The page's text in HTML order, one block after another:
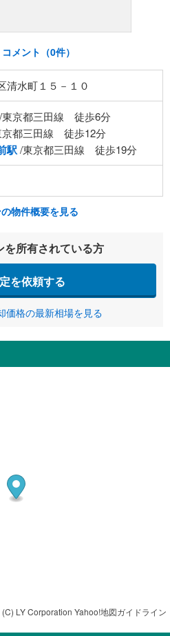
コメント（0件）
清水町１５－１０
/東京都三田線 徒歩6分
京都三田線 徒歩12分
駅/東京都三田線 徒歩19分
物件概要を見る
を所有されている方
を依頼する
価格の最新相場を見る
(C) LY Corporation Yahoo!地図ガイドライン